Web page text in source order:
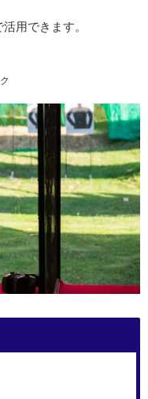
用できます。